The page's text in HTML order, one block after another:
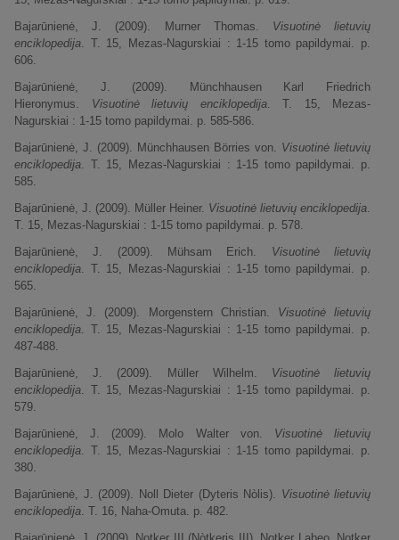
Bajarūnienė, J. (2009). Murner Thomas. Visuotinė lietuvių
enciklopedija. T. 15, Mezas-Nagurskiai : 1-15 tomo papildymai. p.
606.
Bajarūnienė, J. (2009). Münchhausen Karl Friedrich
Hieronymus. Visuotinė lietuvių enciklopedija. T. 15, Mezas-
Nagurskiai : 1-15 tomo papildymai. p. 585-586.
Bajarūnienė, J. (2009). Münchhausen Börries von. Visuotinė lietuvių
enciklopedija. T. 15, Mezas-Nagurskiai : 1-15 tomo papildymai. p.
585.
Bajarūnienė, J. (2009). Müller Heiner. Visuotinė lietuvių enciklopedija.
T. 15, Mezas-Nagurskiai : 1-15 tomo papildymai. p. 578.
Bajarūnienė, J. (2009). Mühsam Erich. Visuotinė lietuvių
enciklopedija. T. 15, Mezas-Nagurskiai : 1-15 tomo papildymai. p.
565.
Bajarūnienė, J. (2009). Morgenstern Christian. Visuotinė lietuvių
enciklopedija. T. 15, Mezas-Nagurskiai : 1-15 tomo papildymai. p.
487-488.
Bajarūnienė, J. (2009). Müller Wilhelm. Visuotinė lietuvių
enciklopedija. T. 15, Mezas-Nagurskiai : 1-15 tomo papildymai. p.
579.
Bajarūnienė, J. (2009). Molo Walter von. Visuotinė lietuvių
enciklopedija. T. 15, Mezas-Nagurskiai : 1-15 tomo papildymai. p.
380.
Bajarūnienė, J. (2009). Noll Dieter (Dyteris Nòlis). Visuotinė lietuvių
enciklopedija. T. 16, Naha-Omuta. p. 482.